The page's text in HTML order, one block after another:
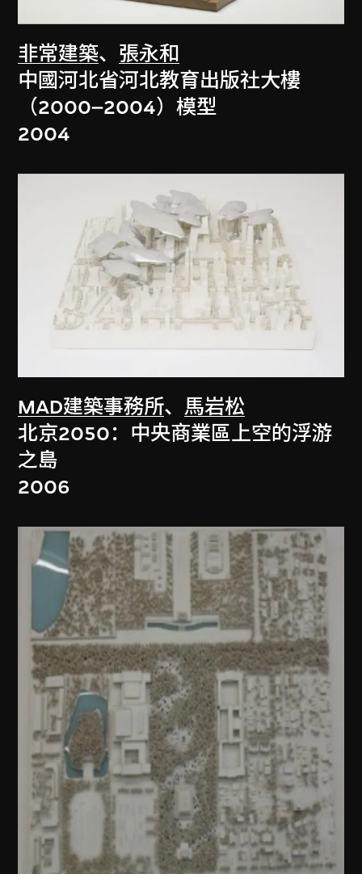
非常建築、 張永和
中國河北省河北教育出版社大樓
（2000–2004）模型
2004
MAD建築事務所、 馬岩松
北京2050：中央商業區上空的浮游
之島
2006